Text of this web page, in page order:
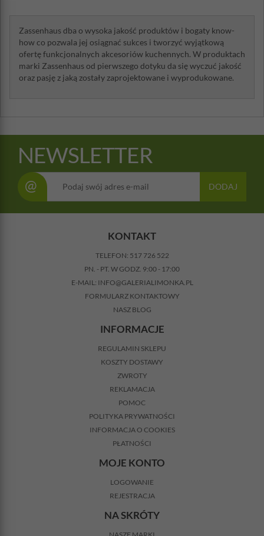
Zassenhaus dba o wysoka jakość produktów i bogaty know-
how co pozwala jej osiągnać sukces i tworzyć wyjątkową
ofertę funkcjonalnych akcesoriów kuchennych. W produktach
marki Zassenhaus od pierwszego dotyku da się wyczuć jakość
oraz pasję z jaką zostały zaprojektowane i wyprodukowane.
NEWSLETTER
@ DODAJ
KONTAKT
TELEFON: 517 726 522
PN. - PT. W GODZ. 9:00 - 17:00
E-MAIL: INFO@GALERIALIMONKA.PL
FORMULARZ KONTAKTOWY
NASZ BLOG
INFORMACJE
REGULAMIN SKLEPU
KOSZTY DOSTAWY
ZWROTY
REKLAMACJA
POMOC
POLITYKA PRYWATNOŚCI
INFORMACJA O COOKIES
PŁATNOŚCI
MOJE KONTO
LOGOWANIE
REJESTRACJA
NA SKRÓTY